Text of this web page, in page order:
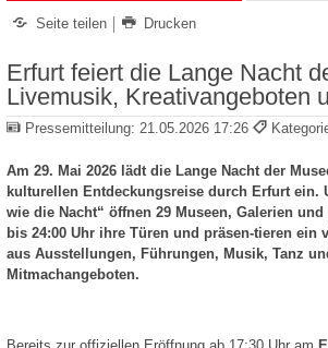
Seite teilen Drucken
Erfurt feiert die Lange Nacht
Livemusik, Kreativangeboten
Pressemitteilung: 21.05.2026 17:26
Am 29. Mai 2026 lädt die Lange Nacht der
kulturellen Entdeckungsreise durch Erfurt ein.
wie die Nacht“ öffnen 29 Museen, Galerien
bis 24:00 Uhr ihre Türen und präsen-tieren ein
aus Ausstellungen, Führungen, Musik, Tanz
Mitmachangeboten.